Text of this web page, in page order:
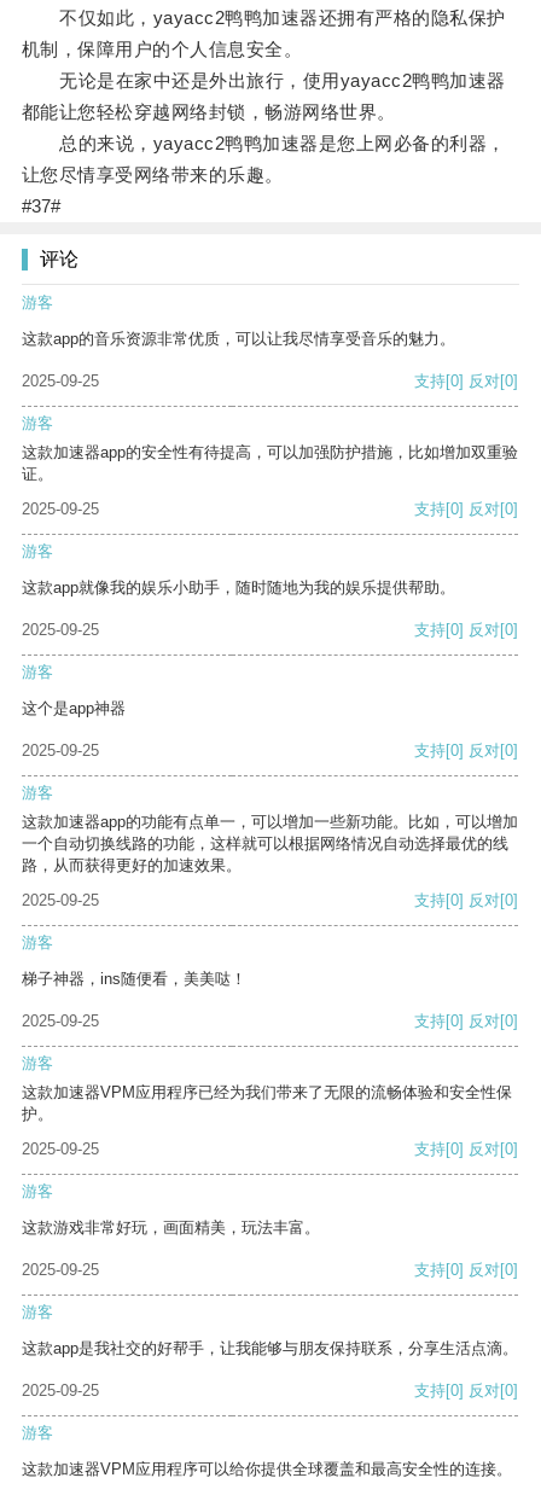
不仅如此，yayacc2鸭鸭加速器还拥有严格的隐私保护
机制，保障用户的个人信息安全。
无论是在家中还是外出旅行，使用yayacc2鸭鸭加速器
都能让您轻松穿越网络封锁，畅游网络世界。
总的来说，yayacc2鸭鸭加速器是您上网必备的利器，
让您尽情享受网络带来的乐趣。
#37#
评论
游客
这款app的音乐资源非常优质，可以让我尽情享受音乐的魅力。
2025-09-25 支持[0] 反对[0]
游客
这款加速器app的安全性有待提高，可以加强防护措施，比如增加双重验
证。
2025-09-25
支持[0] 反对[0]
游客
这款app就像我的娱乐小助手，随时随地为我的娱乐提供帮助。
2025-09-25 支持[0] 反对[0]
游客
这个是app神器
2025-09-25 支持[0] 反对[0]
游客
这款加速器app的功能有点单一，可以增加一些新功能。比如，可以增加
一个自动切换线路的功能，这样就可以根据网络情况自动选择最优的线
路，从而获得更好的加速效果。
2025-09-25
支持[0] 反对[0]
游客
梯子神器，ins随便看，美美哒！
2025-09-25 支持[0] 反对[0]
游客
这款加速器VPM应用程序已经为我们带来了无限的流畅体验和安全性保
护。
2025-09-25
支持[0] 反对[0]
游客
这款游戏非常好玩，画面精美，玩法丰富。
2025-09-25 支持[0] 反对[0]
游客
这款app是我社交的好帮手，让我能够与朋友保持联系，分享生活点滴。
2025-09-25 支持[0] 反对[0]
游客
这款加速器VPM应用程序可以给你提供全球覆盖和最高安全性的连接。